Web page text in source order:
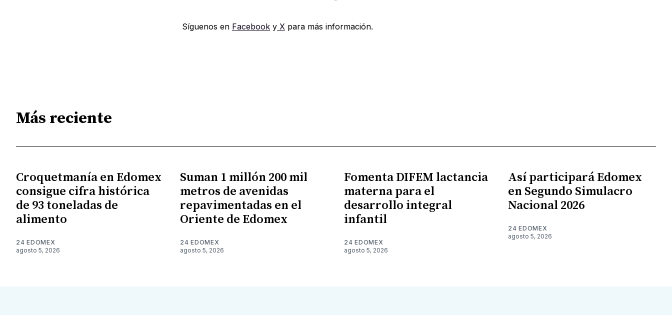
Síguenos en FacebookyX para más información.
Más reciente
Croquetmanía en Edomex
consigue cifra histórica
de 93 toneladas de
alimento
24 EDOMEX
agosto 5, 2026
Suman 1 millón 200 mil
metros de avenidas
repavimentadas en el
Oriente de Edomex
24 EDOMEX
agosto 5, 2026
Fomenta DIFEM lactancia
materna para el
desarrollo integral
infantil
24 EDOMEX
agosto 5, 2026
Así participará Edomex
en Segundo Simulacro
Nacional 2026
24 EDOMEX
agosto 5, 2026